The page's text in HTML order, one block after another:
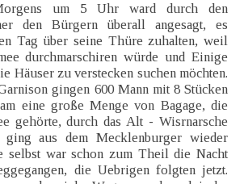
um 5 Uhr ward durch den
den Bürgern überall angesagt, es
Tag über seine Thüre zuhalten, weil
durchmarschiren würde und Einige
Häuser zu verstecken suchen möchten.
gingen 600 Mann mit 8 Stücken
eine große Menge von Bagage, die
gehörte, durch das Alt - Wisrnarsche
aus dem Mecklenburger wieder
selbst war schon zum Theil die Nacht
die Uebrigen folgten jetzt.